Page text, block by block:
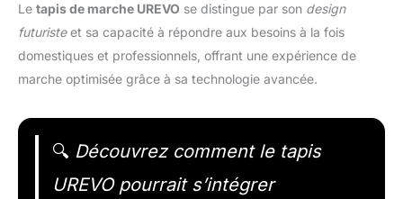
Le tapis de marche UREVO se distingue par son design
futuristeet sa capacité à répondre aux besoins à la fois
domestiques et professionnels, offrant une expérience de
marche optimisée grâce à sa technologie avancée.
🔍 Découvrez comment le tapis
UREVO pourrait s’intégrer